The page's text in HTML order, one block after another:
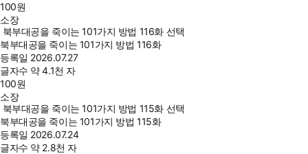
100원
소장
북부대공을 죽이는 101가지 방법 116화 선택
북부대공을 죽이는 101가지 방법 116화
등록일 2026.07.27
글자수 약 4.1천 자
100원
소장
북부대공을 죽이는 101가지 방법 115화 선택
북부대공을 죽이는 101가지 방법 115화
등록일 2026.07.24
글자수 약 2.8천 자